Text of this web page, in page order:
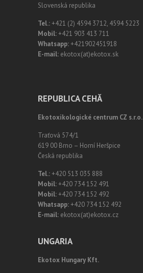
Slovenská republika
Tel.:+421 (2) 4594 3712, 4594 5223
Mobil:+421 903 413 711
Whatsapp:+421902451918
E-mail: ekotox(at)ekotox.sk
REPUBLICA CEHĂ
Ekotoxikologické centrum CZ s.r.o.
Traťová 574/1
619 00 Brno – Horní Heršpice
Česká republika
Tel.:+420 513 035 888
Mobil:+420 734 152 491
Mobil:+420 734 152 492
Whatsapp:+420 734 152 492
E-mail: ekotox(at)ekotox.cz
UNGARIA
Ekotox Hungary Kft.